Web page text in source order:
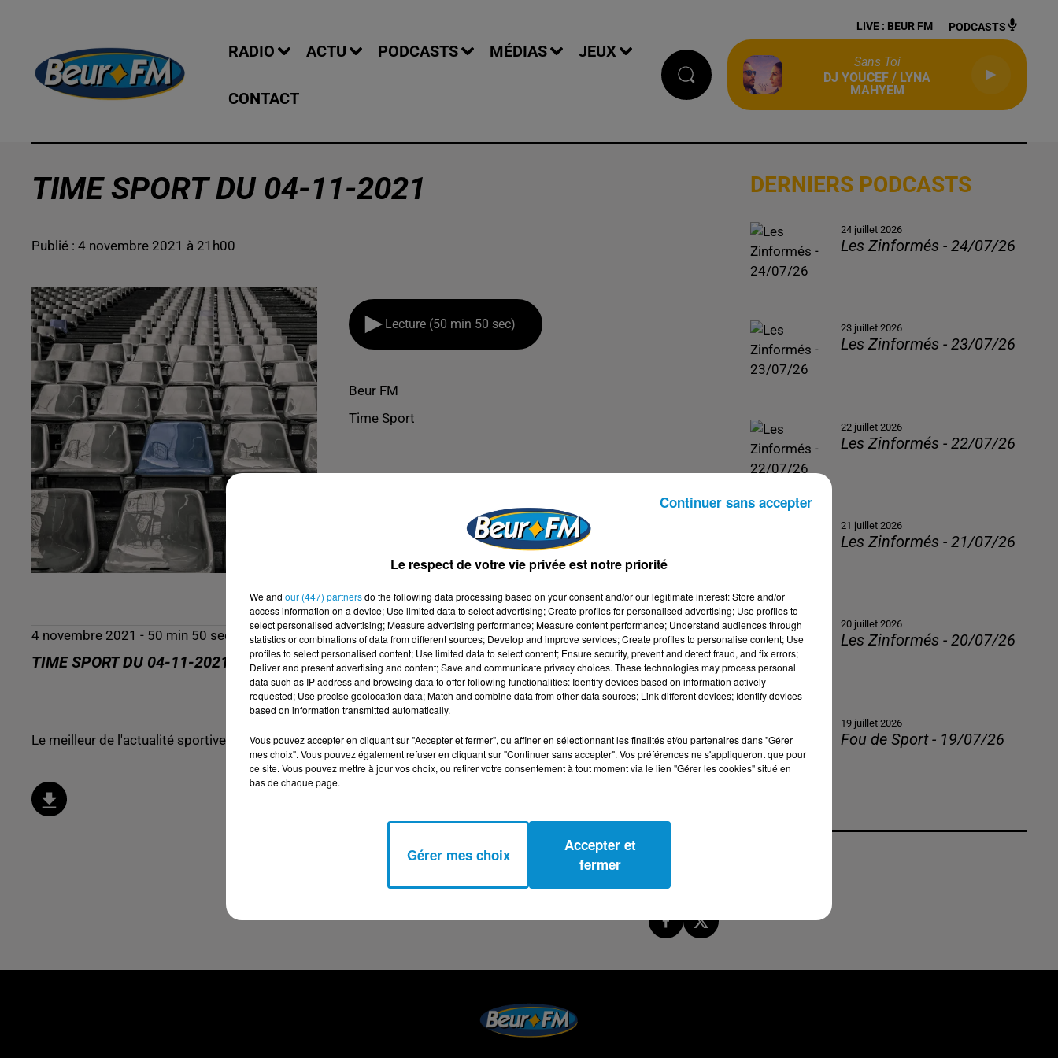
RADIO ACTU PODCASTS MÉDIAS JEUX
CONTACT
LIVE : BEUR FM PODCASTS
Sans Toi
DJ YOUCEF / LYNA
MAHYEM
TIME SPORT DU 04-11-2021
Publié : 4 novembre 2021 à 21h00
Lecture (50 min 50 sec)
Beur FM
Time Sport
4 novembre 2021 - 50 min 50 sec
TIME SPORT DU 04-11-2021
Le meilleur de l'actualité sportive !
DERNIERS PODCASTS
24 juillet 2026
Les Zinformés - 24/07/26
23 juillet 2026
Les Zinformés - 23/07/26
22 juillet 2026
Les Zinformés - 22/07/26
21 juillet 2026
Les Zinformés - 21/07/26
20 juillet 2026
Les Zinformés - 20/07/26
19 juillet 2026
Fou de Sport - 19/07/26
Le respect de votre vie privée est notre priorité
We and our (447) partnersdo the following data processing based on your consent and/or our legitimate interest: Store and/or
access information on a device; Use limited data to select advertising; Create profiles for personalised advertising; Use profiles to
select personalised advertising; Measure advertising performance; Measure content performance; Understand audiences through
statistics or combinations of data from different sources; Develop and improve services; Create profiles to personalise content; Use
profiles to select personalised content; Use limited data to select content; Ensure security, prevent and detect fraud, and fix errors;
Deliver and present advertising and content; Save and communicate privacy choices. These technologies may process personal
data such as IP address and browsing data to offer following functionalities: Identify devices based on information actively
requested; Use precise geolocation data; Match and combine data from other data sources; Link different devices; Identify devices
based on information transmitted automatically.
Vous pouvez accepter en cliquant sur "Accepter et fermer", ou affiner en sélectionnant les finalités et/ou partenaires dans "Gérer
mes choix". Vous pouvez également refuser en cliquant sur "Continuer sans accepter". Vos préférences ne s'appliqueront que pour
ce site. Vous pouvez mettre à jour vos choix, ou retirer votre consentement à tout moment via le lien "Gérer les cookies" situé en
bas de chaque page.
Gérer mes choix
Accepter et
fermer
Continuer sans accepter